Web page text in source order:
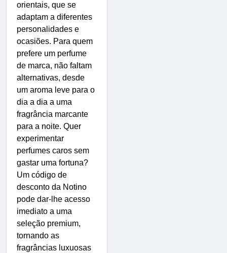
orientais, que se
adaptam a diferentes
personalidades e
ocasiões. Para quem
prefere um perfume
de marca, não faltam
alternativas, desde
um aroma leve para o
dia a dia a uma
fragrância marcante
para a noite. Quer
experimentar
perfumes caros sem
gastar uma fortuna?
Um código de
desconto da Notino
pode dar-lhe acesso
imediato a uma
seleção premium,
tornando as
fragrâncias luxuosas